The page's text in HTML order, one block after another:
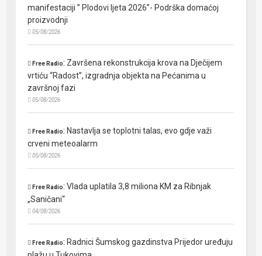
manifestaciji ” Plodovi ljeta 2026”- Podrška domaćoj
proizvodnji
05/08/2026
Free Radio: Završena rekonstrukcija krova na Dječijem
vrtiću “Radost”, izgradnja objekta na Pećanima u
završnoj fazi
05/08/2026
Free Radio: Nastavlja se toplotni talas, evo gdje važi
crveni meteoalarm
05/08/2026
Free Radio:Vlada uplatila 3,8 miliona KM za Ribnjak
„Saničani“
04/08/2026
Free Radio: Radnici Šumskog gazdinstva Prijedor uređuju